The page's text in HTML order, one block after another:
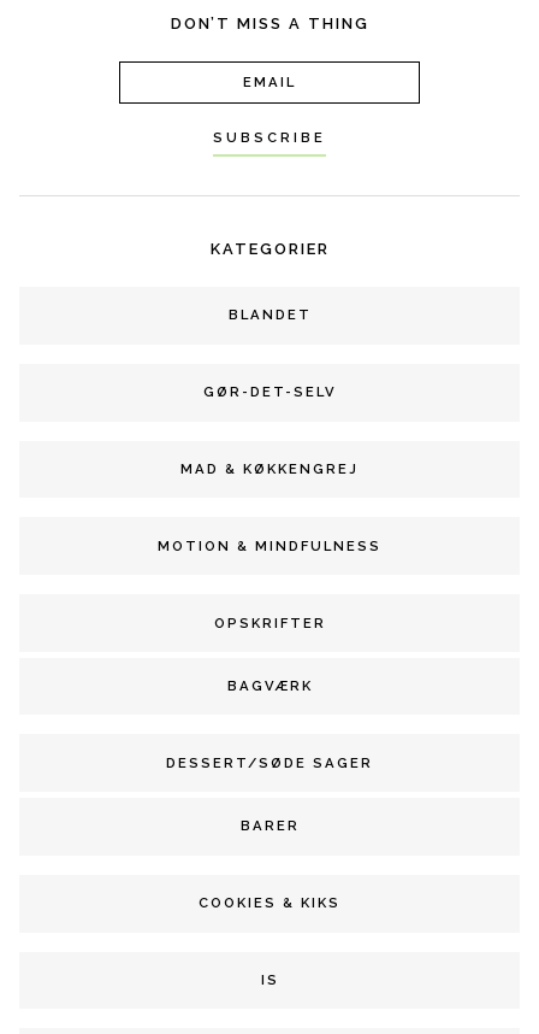
DON’T MISS A THING
KATEGORIER
BLANDET
GØR-DET-SELV
MAD & KØKKENGREJ
MOTION & MINDFULNESS
OPSKRIFTER
BAGVÆRK
DESSERT/SØDE SAGER
BARER
COOKIES & KIKS
IS